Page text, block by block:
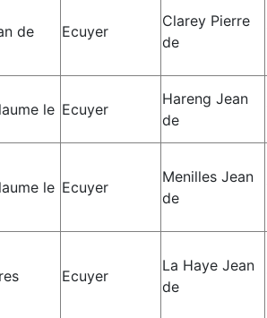
de Ecuyer
Clarey Pierre
de
le Ecuyer
Hareng Jean
de
le Ecuyer
Menilles Jean
de
Ecuyer
La Haye Jean
de